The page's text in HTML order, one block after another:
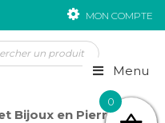
MON COMPTE
Menu
Bijoux en Pierres
0